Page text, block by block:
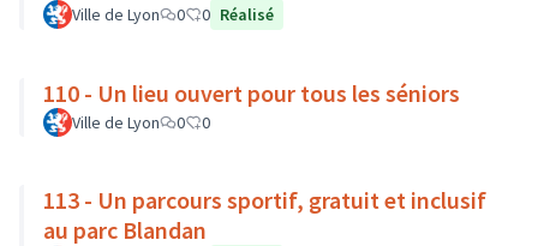
Ville de Lyon 0 0 Réalisé
110 - Un lieu ouvert pour tous les séniors
Ville de Lyon 0 0
113 - Un parcours sportif, gratuit et inclusif
au parc Blandan